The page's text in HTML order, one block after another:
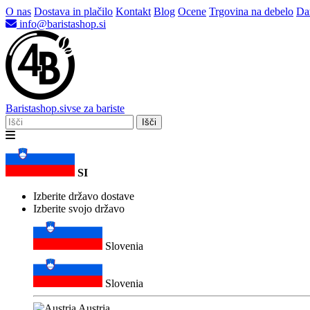
O nas Dostava in plačilo Kontakt Blog Ocene Trgovina na debelo
info@baristashop.si
Baristashop.sivse za bariste
Išči
SI
Izberite državo dostave
Izberite svojo državo
Slovenia
Slovenia